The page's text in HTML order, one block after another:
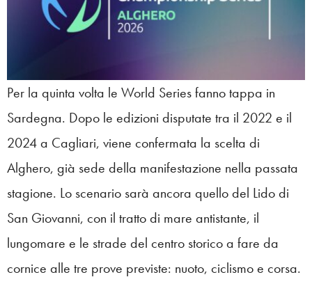
Per la quinta volta le World Series fanno tappa in
Sardegna. Dopo le edizioni disputate tra il 2022 e il
2024 a Cagliari, viene confermata la scelta di
Alghero, già sede della manifestazione nella passata
stagione. Lo scenario sarà ancora quello del Lido di
San Giovanni, con il tratto di mare antistante, il
lungomare e le strade del centro storico a fare da
cornice alle tre prove previste: nuoto, ciclismo e corsa.